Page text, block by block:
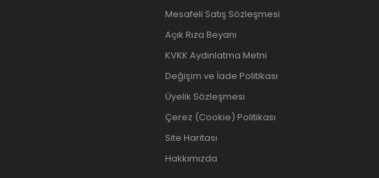
Mesafeli Satış Sözleşmesi
Açık Rıza Beyanı
KVKK Aydınlatma Metni
Değişim ve İade Politikası
Üyelik Sözleşmesi
Çerez (Cookie) Politikası
Site Haritası
Hakkımızda